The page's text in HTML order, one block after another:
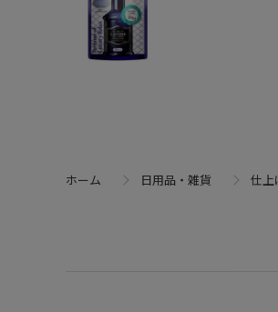
ホーム 日用品・雑貨 仕上